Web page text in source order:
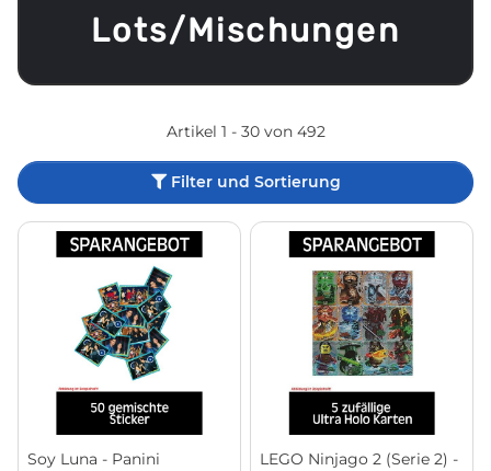
Lots/Mischungen
Artikel 1 - 30 von 492
Filter und Sortierung
Soy Luna - Panini
LEGO Ninjago 2 (Serie 2) -